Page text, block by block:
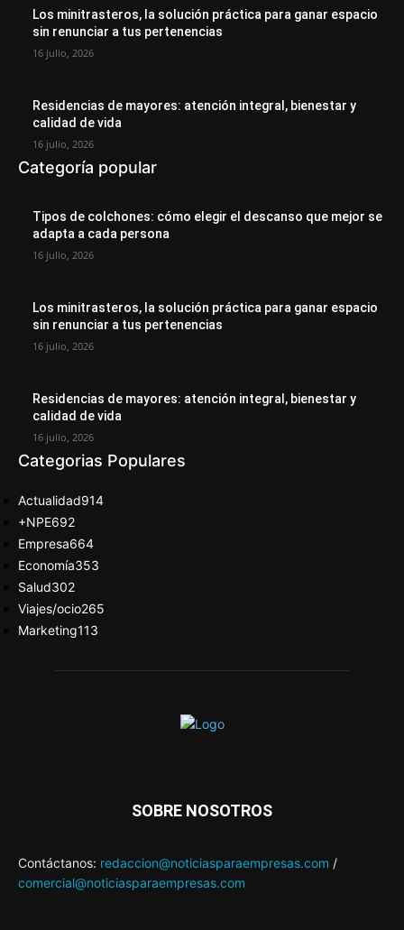
Los minitrasteros, la solución práctica para ganar espacio
sin renunciar a tus pertenencias
16 julio, 2026
Residencias de mayores: atención integral, bienestar y
calidad de vida
16 julio, 2026
Categoría popular
Tipos de colchones: cómo elegir el descanso que mejor se
adapta a cada persona
16 julio, 2026
Los minitrasteros, la solución práctica para ganar espacio
sin renunciar a tus pertenencias
16 julio, 2026
Residencias de mayores: atención integral, bienestar y
calidad de vida
16 julio, 2026
Categorias Populares
Actualidad914
+NPE692
Empresa664
Economía353
Salud302
Viajes/ocio265
Marketing113
SOBRE NOSOTROS
Contáctanos: redaccion@noticiasparaempresas.com /
comercial@noticiasparaempresas.com